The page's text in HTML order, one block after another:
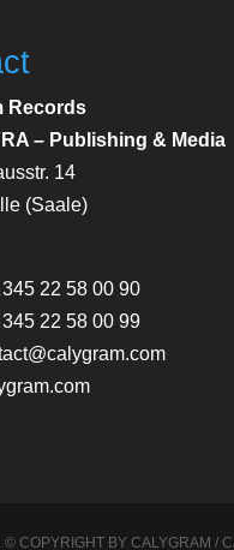
Records
– Publishing & Media
14
(Saale)
22 58 00 90
22 58 00 99
COPYRIGHT BY CALYGRAM /